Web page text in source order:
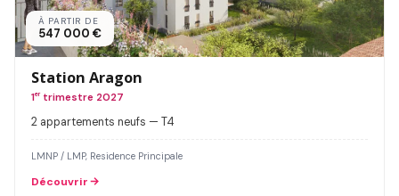
À PARTIR DE
547 000 €
Station Aragon
1ertrimestre 2027
2 appartements neufs — T4
LMNP / LMP, Residence Principale
Découvrir